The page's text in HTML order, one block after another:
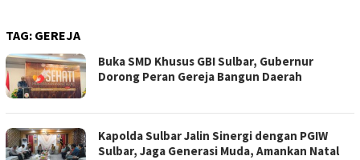
TAG: GEREJA
Buka SMD Khusus GBI Sulbar, Gubernur
Dorong Peran Gereja Bangun Daerah
Kapolda Sulbar Jalin Sinergi dengan PGIW
Sulbar, Jaga Generasi Muda, Amankan Natal